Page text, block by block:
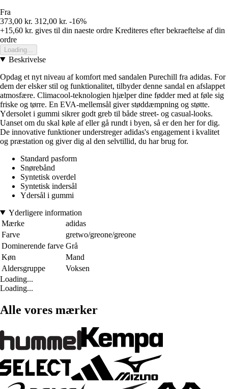
Fra
373,00 kr. 312,00 kr. -16%
+15,60 kr. gives til din naeste ordre Krediteres efter bekraeftelse af din
ordre
Loading...
Beskrivelse
Opdag et nyt niveau af komfort med sandalen Purechill fra adidas. For
dem der elsker stil og funktionalitet, tilbyder denne sandal en afslappet
atmosfære. Climacool-teknologien hjælper dine fødder med at føle sig
friske og tørre. En EVA-mellemsål giver støddæmpning og støtte.
Ydersolet i gummi sikrer godt greb til både street- og casual-looks.
Uanset om du skal køle af eller gå rundt i byen, så er den her for dig.
De innovative funktioner understreger adidas's engagement i kvalitet
og præstation og giver dig al den selvtillid, du har brug for.
Standard pasform
Snørebånd
Syntetisk overdel
Syntetisk indersål
Ydersål i gummi
Yderligere information
Mærke
adidas
Farve
gretwo/greone/greone
Dominerende farve Grå
Køn
Mand
Aldersgruppe
Voksen
Loading...
Loading...
Alle vores mærker